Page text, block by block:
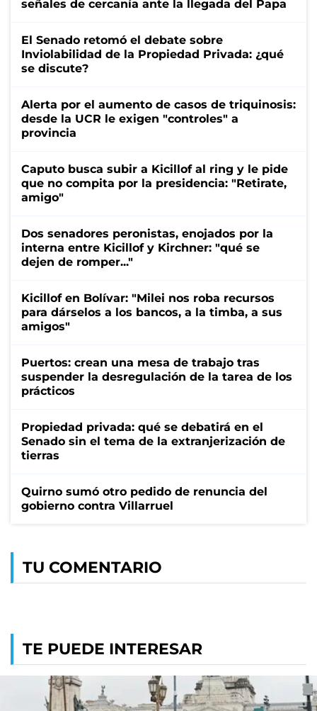
señales de cercanía ante la llegada del Papa
El Senado retomó el debate sobre
Inviolabilidad de la Propiedad Privada: ¿qué
se discute?
Alerta por el aumento de casos de triquinosis:
desde la UCR le exigen "controles" a
provincia
Caputo busca subir a Kicillof al ring y le pide
que no compita por la presidencia: "Retirate,
amigo"
Dos senadores peronistas, enojados por la
interna entre Kicillof y Kirchner: "qué se
dejen de romper..."
Kicillof en Bolívar: "Milei nos roba recursos
para dárselos a los bancos, a la timba, a sus
amigos"
Puertos: crean una mesa de trabajo tras
suspender la desregulación de la tarea de los
prácticos
Propiedad privada: qué se debatirá en el
Senado sin el tema de la extranjerización de
tierras
Quirno sumó otro pedido de renuncia del
gobierno contra Villarruel
TU COMENTARIO
TE PUEDE INTERESAR